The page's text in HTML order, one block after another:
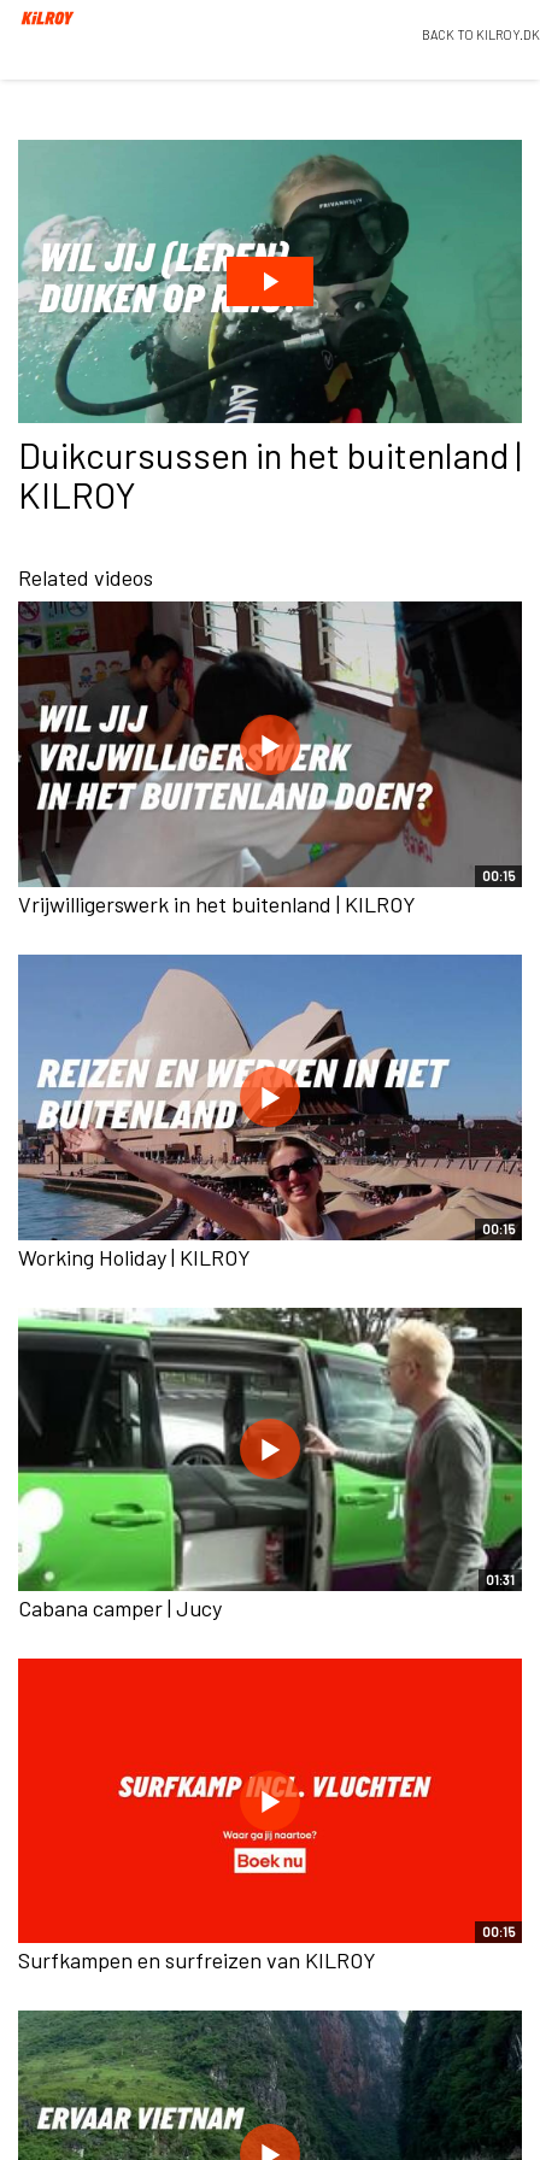
BACK TO KILROY.DK
Duikcursussen in het buitenland |
KILROY
Related videos
00:15
Vrijwilligerswerk in het buitenland | KILROY
00:15
Working Holiday | KILROY
01:31
Cabana camper | Jucy
00:15
Surfkampen en surfreizen van KILROY